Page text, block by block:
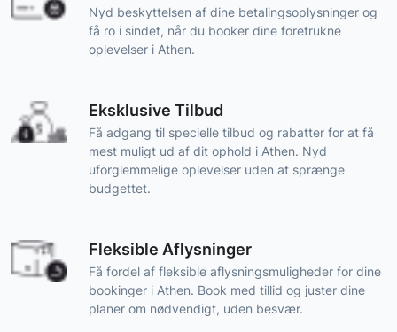
Nyd beskyttelsen af dine betalingsoplysninger og
få ro i sindet, når du booker dine foretrukne
oplevelser i Athen.
Eksklusive Tilbud
Få adgang til specielle tilbud og rabatter for at få
mest muligt ud af dit ophold i Athen. Nyd
uforglemmelige oplevelser uden at sprænge
budgettet.
Fleksible Aflysninger
Få fordel af fleksible aflysningsmuligheder for dine
bookinger i Athen. Book med tillid og juster dine
planer om nødvendigt, uden besvær.